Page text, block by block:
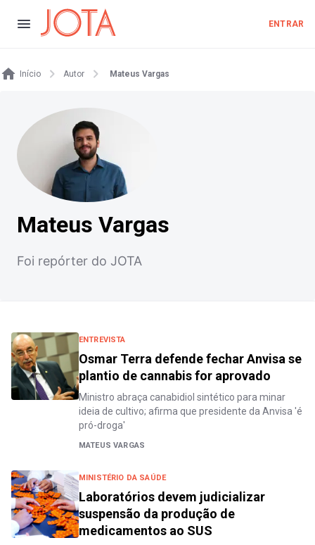
ENTRAR
Início Autor Mateus Vargas
Mateus Vargas
Foi repórter do JOTA
ENTREVISTA
Osmar Terra defende fechar Anvisa se
plantio de cannabis for aprovado
Ministro abraça canabidiol sintético para minar
ideia de cultivo; afirma que presidente da Anvisa 'é
pró-droga'
MATEUS VARGAS
MINISTÉRIO DA SAÚDE
Laboratórios devem judicializar
suspensão da produção de
medicamentos ao SUS